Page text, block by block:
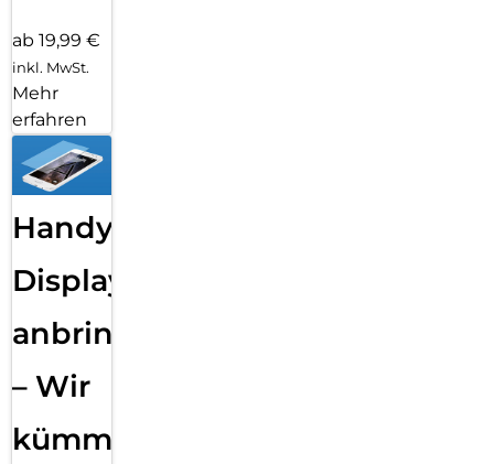
ab 19,99 €
inkl. MwSt.
Mehr
erfahren
Handy
Displayfolie
anbringen
– Wir
kümmern